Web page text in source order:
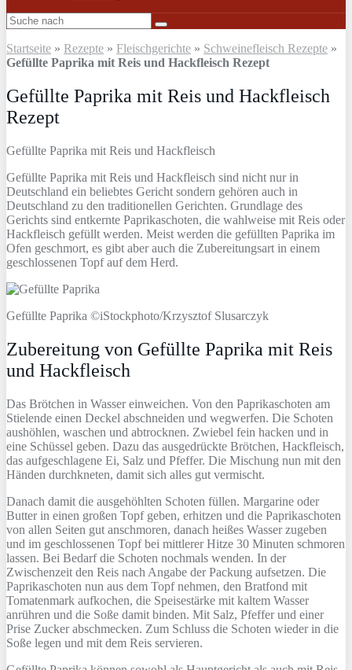
Startseite » Rezepte » Fleischgerichte » Schweinefleisch Rezepte »
Gefüllte Paprika mit Reis und Hackfleisch Rezept
Gefüllte Paprika mit Reis und Hackfleisch
Rezept
Gefüllte Paprika mit Reis und Hackfleisch
Gefüllte Paprika mit Reis und Hackfleisch sind nicht nur in
Deutschland ein beliebtes Gericht sondern gehören auch in
Deutschland zu den traditionellen Gerichten. Grundlage des
Gerichts sind entkernte Paprikaschoten, die wahlweise mit Reis oder
Hackfleisch gefüllt werden. Meist werden die gefüllten Paprika im
Ofen geschmort, es gibt aber auch die Zubereitungsart in einem
geschlossenen Topf auf dem Herd.
Gefüllte Paprika ©iStockphoto/Krzysztof Slusarczyk
Zubereitung von Gefüllte Paprika mit Reis
und Hackfleisch
Das Brötchen in Wasser einweichen. Von den Paprikaschoten am
Stielende einen Deckel abschneiden und wegwerfen. Die Schoten
aushöhlen, waschen und abtrocknen. Zwiebel fein hacken und in
eine Schüssel geben. Dazu das ausgedrückte Brötchen, Hackfleisch,
das aufgeschlagene Ei, Salz und Pfeffer. Die Mischung nun mit den
Händen durchkneten, damit sich alles gut vermischt.
Danach damit die ausgehöhlten Schoten füllen. Margarine oder
Butter in einen großen Topf geben, erhitzen und die Paprikaschoten
von allen Seiten gut anschmoren, danach heißes Wasser zugeben
und im geschlossenen Topf bei mittlerer Hitze 30 Minuten schmoren
lassen. Bei Bedarf die Schoten nochmals wenden. In der
Zwischenzeit den Reis nach Angabe der Packung aufsetzen. Die
Paprikaschoten nun aus dem Topf nehmen, den Bratfond mit
Tomatenmark aufkochen, die Speisestärke mit kaltem Wasser
anrühren und die Soße damit binden. Mit Salz, Pfeffer und einer
Prise Zucker abschmecken. Zum Schluss die Schoten wieder in die
Soße legen und mit dem Reis servieren.